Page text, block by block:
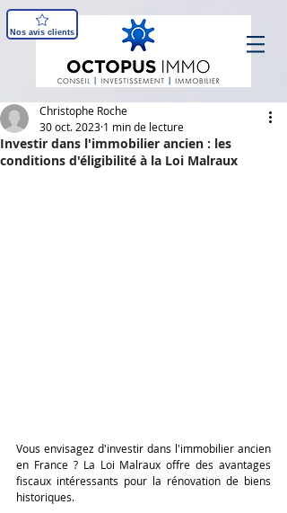
Nos avis clients
Investir dans l'immobilier ancien : les
conditions d'éligibilité à la Loi Malraux
Christophe Roche
30 oct. 2023 1 min de lecture
Vous envisagez d'investir dans l'immobilier ancien
en France ? La Loi Malraux offre des avantages
fiscaux intéressants pour la rénovation de biens
historiques.